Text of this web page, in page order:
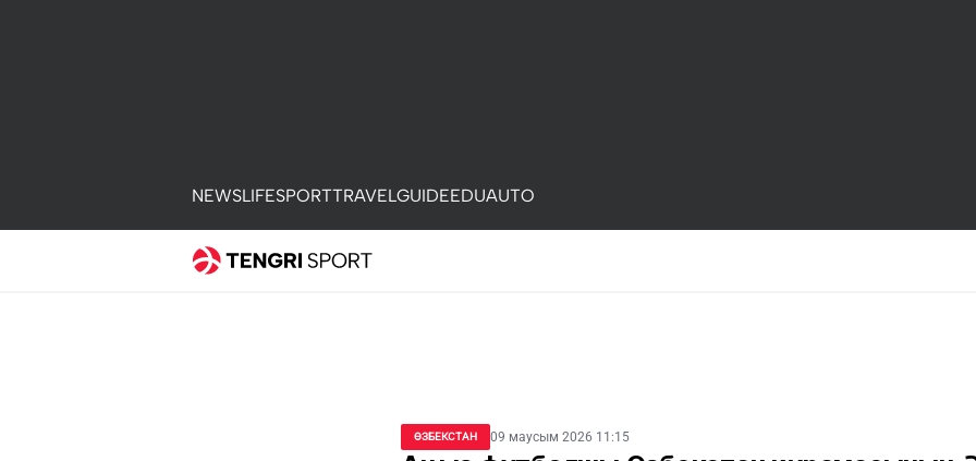
NEWSLIFESPORTTRAVELGUIDEEDUAUTO
ӨЗБЕКСТАН 09 маусым 2026 11:15